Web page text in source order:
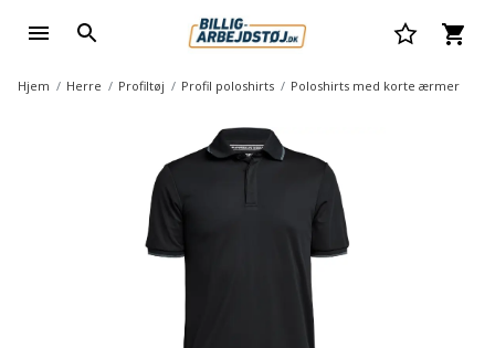
Hjem Herre Profiltøj Profil poloshirts Poloshirts med korte ærmer